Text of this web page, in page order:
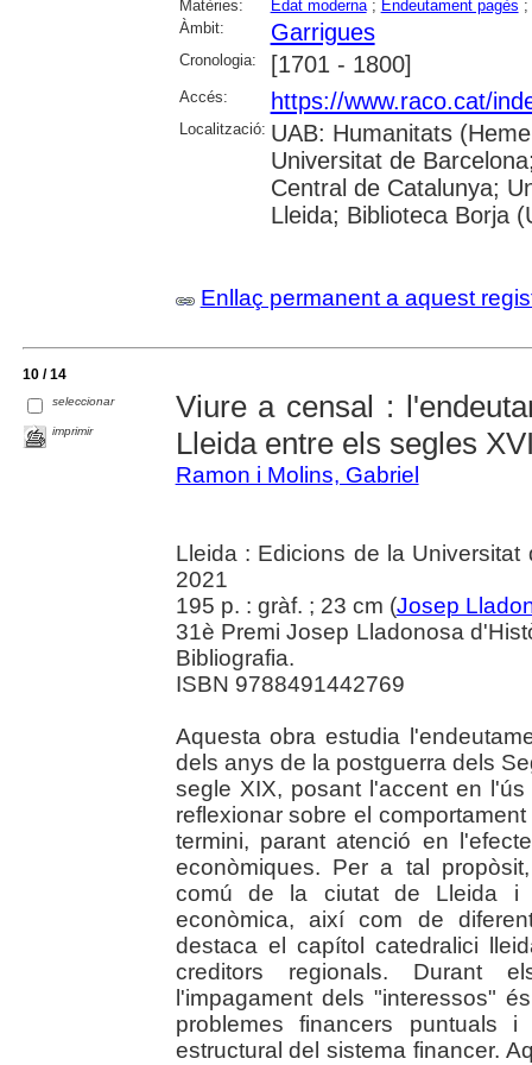
Matèries: Edat moderna; Endeutament pagès ;
Àmbit:
Garrigues
Cronologia: [1701 - 1800]
Accés: https://www.raco.cat/
Localització: UAB: Humanitats
Universitat de
Central de Catalunya;
Lleida; Biblioteca Borja
Enllaç permanent a aquest
10 / 14
seleccionar
imprimir
Viure a censal :
Lleida entre els segles
Ramon i Molins, Gabriel
Lleida : Edicions de la
2021
195 p. : gràf. ; 23 cm (Josep
31è Premi Josep Lladonosa
Bibliografia.
ISBN 9788491442769
Aquesta obra estudia
dels anys de la postguerra dels
segle XIX, posant l'accent en
reflexionar sobre el
termini, parant atenció en
econòmiques. Per a tal
comú de la ciutat de Lleida i
econòmica, així com de
destaca el capítol catedralici
creditors regionals. Durant
l'impagament dels "interessos"
problemes financers puntuals
estructural del sistema financer.